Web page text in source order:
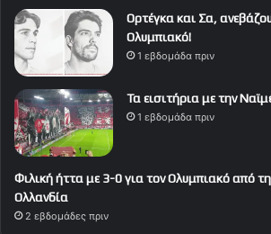
Ορτέγκα και Σα,
Ολυμπιακό!
1 εβδομάδα πριν
Τα εισιτήρια με την
1 εβδομάδα πριν
Φιλική ήττα με 3-0 για τον Ολυμπιακό από
Ολλανδία
2 εβδομάδες πριν